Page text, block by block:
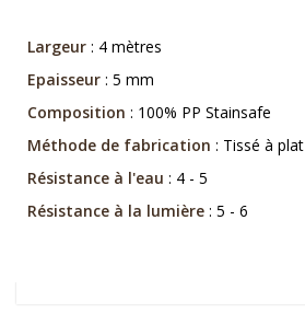
Largeur : 4 mètres
Epaisseur : 5 mm
Composition : 100% PP Stainsafe
Méthode de fabrication : Tissé à plat
Résistance à l'eau : 4 - 5
Résistance à la lumière : 5 - 6